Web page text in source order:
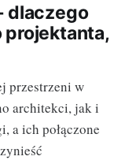
dlaczego
przestrzeni w
architekci, jak i
a ich połączone